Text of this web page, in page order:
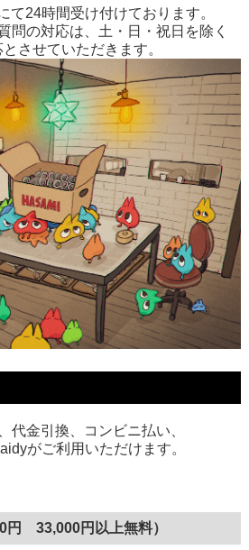
て24時間受け付けております。
問の対応は、土・日・祝日を除く
させていただきます。
代金引換、コンビニ払い、
がご利用いただけます。
円 33,000円以上無料）